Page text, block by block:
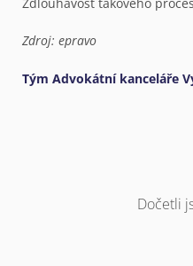
Zdroj: epravo
Tým Advokátní kanceláře
Dočetli